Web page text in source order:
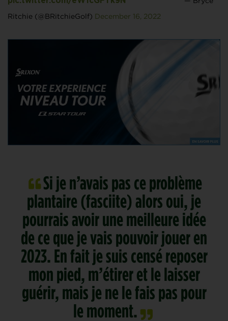
Ritchie (@BRitchieGolf) December 16, 2022
Si je n’avais pas ce problème
plantaire (fasciite) alors oui, je
pourrais avoir une meilleure idée
de ce que je vais pouvoir jouer en
2023. En fait je suis censé reposer
mon pied, m’étirer et le laisser
guérir, mais je ne le fais pas pour
le moment.